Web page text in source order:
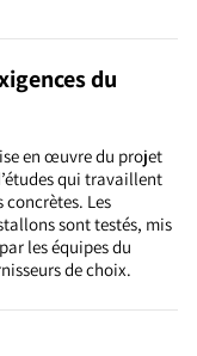
du
en œuvre du projet
qui travaillent
Les
sont testés, mis
les équipes du
de choix.